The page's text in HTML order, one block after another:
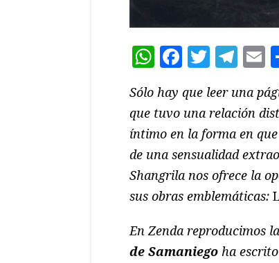
WhatsApp
Sólo hay que leer una
que tuvo una relación
íntimo en la forma en
de una sensualidad
Shangrila nos ofrece la
sus obras emblemáticas:
En Zenda reproducimos
de Samaniego ha